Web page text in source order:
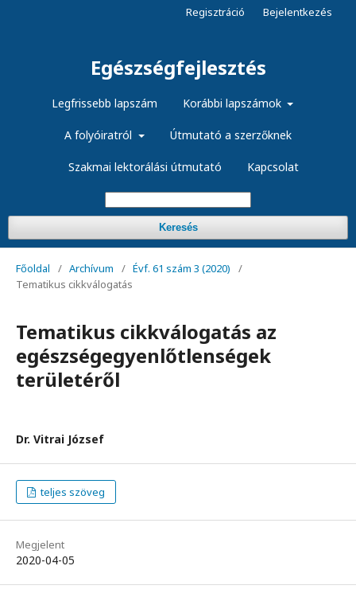
Egészségfejlesztés
Legfrissebb lapszám Korábbi lapszámok
A folyóiratról Útmutató a szerzőknek
Szakmai lektorálási útmutató Kapcsolat
Keresés
Regisztráció Bejelentkezés
Főoldal / Archívum / Évf. 61 szám 3 (2020)
/
Tematikus cikkválogatás
Tematikus cikkválogatás az
egészségegyenlőtlenségek
területéről
Dr. Vitrai József
teljes szöveg
Megjelent
2020-04-05